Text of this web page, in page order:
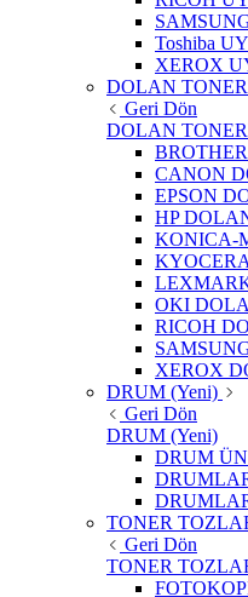
Toshiba
XEROX
DOLAN
Geri Dön
DOLAN
CANON
EPSON
HP
KONICA-
OKI
RICOH
XEROX
DRUM (Yeni)
Geri Dön
DRUM (Yeni)
DRUM
TONER
Geri Dön
TONER